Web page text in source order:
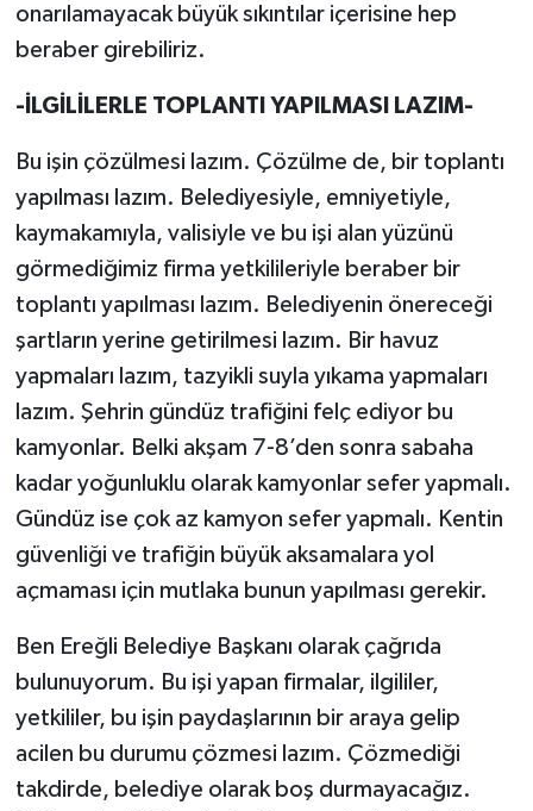
onarılamayacak büyük sıkıntılar içerisine hep
beraber girebiliriz.
-İLGİLİLERLE TOPLANTI YAPILMASI LAZIM-
Bu işin çözülmesi lazım. Çözülme de, bir toplantı
yapılması lazım. Belediyesiyle, emniyetiyle,
kaymakamıyla, valisiyle ve bu işi alan yüzünü
görmediğimiz firma yetkilileriyle beraber bir
toplantı yapılması lazım. Belediyenin önereceği
şartların yerine getirilmesi lazım. Bir havuz
yapmaları lazım, tazyikli suyla yıkama yapmaları
lazım. Şehrin gündüz trafiğini felç ediyor bu
kamyonlar. Belki akşam 7-8’den sonra sabaha
kadar yoğunluklu olarak kamyonlar sefer yapmalı.
Gündüz ise çok az kamyon sefer yapmalı. Kentin
güvenliği ve trafiğin büyük aksamalara yol
açmaması için mutlaka bunun yapılması gerekir.
Ben Ereğli Belediye Başkanı olarak çağrıda
bulunuyorum. Bu işi yapan firmalar, ilgililer,
yetkililer, bu işin paydaşlarının bir araya gelip
acilen bu durumu çözmesi lazım. Çözmediği
takdirde, belediye olarak boş durmayacağız.